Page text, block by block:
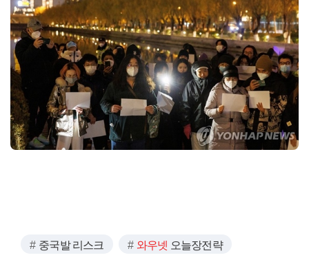
중국발 리스크 와우넷 오늘장전략